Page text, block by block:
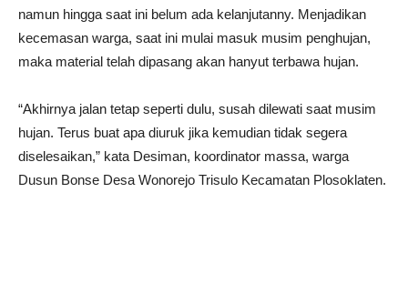
namun hingga saat ini belum ada kelanjutanny. Menjadikan
kecemasan warga, saat ini mulai masuk musim penghujan,
maka material telah dipasang akan hanyut terbawa hujan.
“Akhirnya jalan tetap seperti dulu, susah dilewati saat musim
hujan. Terus buat apa diuruk jika kemudian tidak segera
diselesaikan,” kata Desiman, koordinator massa, warga
Dusun Bonse Desa Wonorejo Trisulo Kecamatan Plosoklaten.